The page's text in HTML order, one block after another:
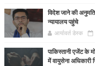
विदेश जाने की
न्यायालय पहुंचे
आर्यावर्त डेस्क
पाकिस्तानी एजेंट के
में वायुसेना अधिकारी